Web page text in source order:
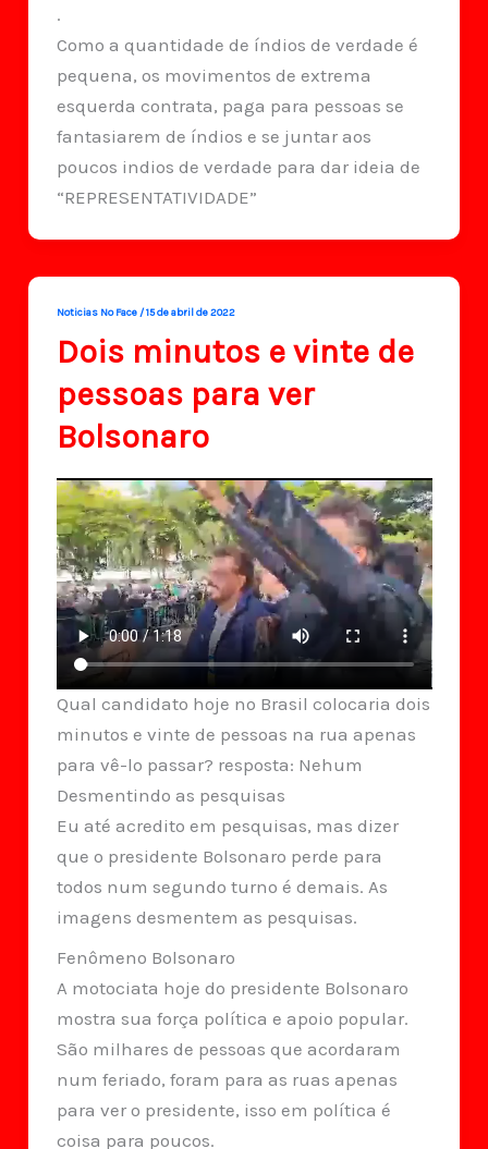
.
Como a quantidade de índios de verdade é
pequena, os movimentos de extrema
esquerda contrata, paga para pessoas se
fantasiarem de índios e se juntar aos
poucos indios de verdade para dar ideia de
“REPRESENTATIVIDADE”
Noticias No Face /15 de abril de 2022
Dois minutos e vinte de
pessoas para ver
Bolsonaro
Qual candidato hoje no Brasil colocaria dois
minutos e vinte de pessoas na rua apenas
para vê-lo passar? resposta: Nehum
Desmentindo as pesquisas
Eu até acredito em pesquisas, mas dizer
que o presidente Bolsonaro perde para
todos num segundo turno é demais. As
imagens desmentem as pesquisas.
Fenômeno Bolsonaro
A motociata hoje do presidente Bolsonaro
mostra sua força política e apoio popular.
São milhares de pessoas que acordaram
num feriado, foram para as ruas apenas
para ver o presidente, isso em política é
coisa para poucos.